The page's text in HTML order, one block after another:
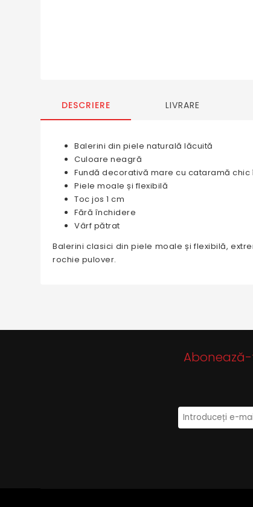
DESCRIERE LIVRARE
Balerini din piele naturală lăcuită
Culoare neagră
Fundă decorativă mare cu cataramă
Piele moale și flexibilă
Toc jos 1 cm
Fără închidere
Vârf pătrat
Balerini clasici din piele moale și flexibilă,
rochie pulover.